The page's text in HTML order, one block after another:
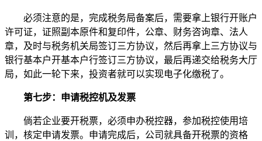
必须注意的是，完成税务局备案后，需要拿上银行开账户
许可证，证照副本原件和复印件，公章、财务咨询章、法人
章，及时与税务机关局签订三方协议，然后再拿上三方协议与
银行基本户开基本户行签订三方协议，最后再递交给税务大厅
局，如此一轮下来，投资者就可以实现电子化缴税了。
第七步：申请税控机及发票
倘若企业要开税票，必须申办税控器，参加税控使用培
训，核定申请发票。申请完成后，公司就具备开税票的资格